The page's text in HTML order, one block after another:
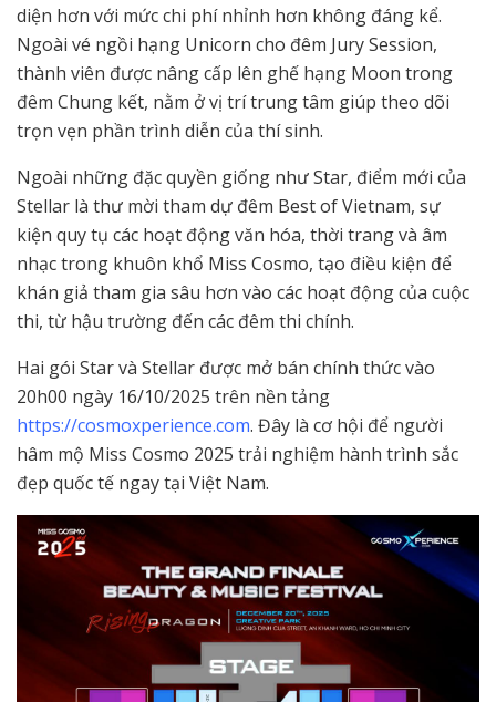
diện hơn với mức chi phí nhỉnh hơn không đáng kể.
Ngoài vé ngồi hạng Unicorn cho đêm Jury Session,
thành viên được nâng cấp lên ghế hạng Moon trong
đêm Chung kết, nằm ở vị trí trung tâm giúp theo dõi
trọn vẹn phần trình diễn của thí sinh.
Ngoài những đặc quyền giống như Star, điểm mới của
Stellar là thư mời tham dự đêm Best of Vietnam, sự
kiện quy tụ các hoạt động văn hóa, thời trang và âm
nhạc trong khuôn khổ Miss Cosmo, tạo điều kiện để
khán giả tham gia sâu hơn vào các hoạt động của cuộc
thi, từ hậu trường đến các đêm thi chính.
Hai gói Star và Stellar được mở bán chính thức vào
20h00 ngày 16/10/2025 trên nền tảng
https://cosmoxperience.com. Đây là cơ hội để người
hâm mộ Miss Cosmo 2025 trải nghiệm hành trình sắc
đẹp quốc tế ngay tại Việt Nam.